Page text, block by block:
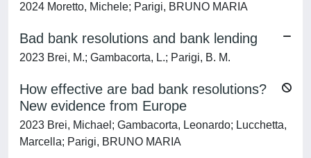
2024 Moretto, Michele; Parigi, BRUNO MARIA
Bad bank resolutions and bank lending
2023 Brei, M.; Gambacorta, L.; Parigi, B. M.
How effective are bad bank resolutions?
New evidence from Europe
2023 Brei, Michael; Gambacorta, Leonardo; Lucchetta,
Marcella; Parigi, BRUNO MARIA